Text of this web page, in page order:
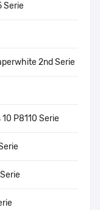
Serie
2nd Serie
P8110 Serie